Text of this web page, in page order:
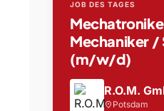
JOB DES TAGES
Mechaniker /
(m/w/d)
R.O.M.
location_on Potsdam